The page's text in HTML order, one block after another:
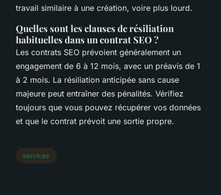
travail similaire à une création, voire plus lourd.
Quelles sont les clauses de résiliation
habituelles dans un contrat SEO ?
Les contrats SEO prévoient généralement un
engagement de 6 à 12 mois, avec un préavis de 1
à 2 mois. La résiliation anticipée sans cause
majeure peut entraîner des pénalités. Vérifiez
toujours que vous pouvez récupérer vos données
et que le contrat prévoit une sortie propre.
services